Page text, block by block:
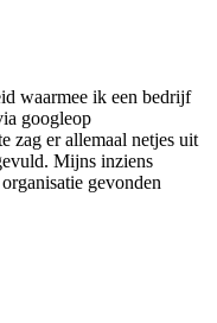
waarmee ik een bedrijf
googleop
zag er allemaal netjes uit
Mijns inziens
gevonden